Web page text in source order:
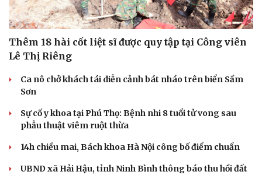
Thêm 18 hài cốt liệt sĩ được quy tập tại Công viên
Lê Thị Riêng
Ca nô chở khách tái diễn cảnh bát nháo trên biển Sầm
Sơn
Sự cố y khoa tại Phú Thọ: Bệnh nhi 8 tuổi tử vong sau
phẫu thuật viêm ruột thừa
14h chiều mai, Bách khoa Hà Nội công bố điểm chuẩn
UBND xã Hải Hậu, tỉnh Ninh Bình thông báo thu hồi đất